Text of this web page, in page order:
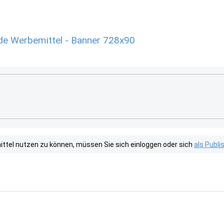
Werbemittel - Banner 728x90
nutzen zu können, müssen Sie sich einloggen oder sich als